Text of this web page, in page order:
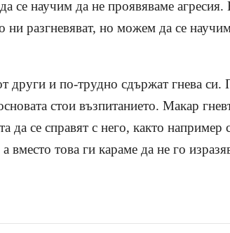
се научим да не проявяваме
ни разгневяват, но можем да се
други и по-трудно сдържат гнева си.
стои възпитанието. Макар
да се справят с него, както например
вместо това ги караме да не го